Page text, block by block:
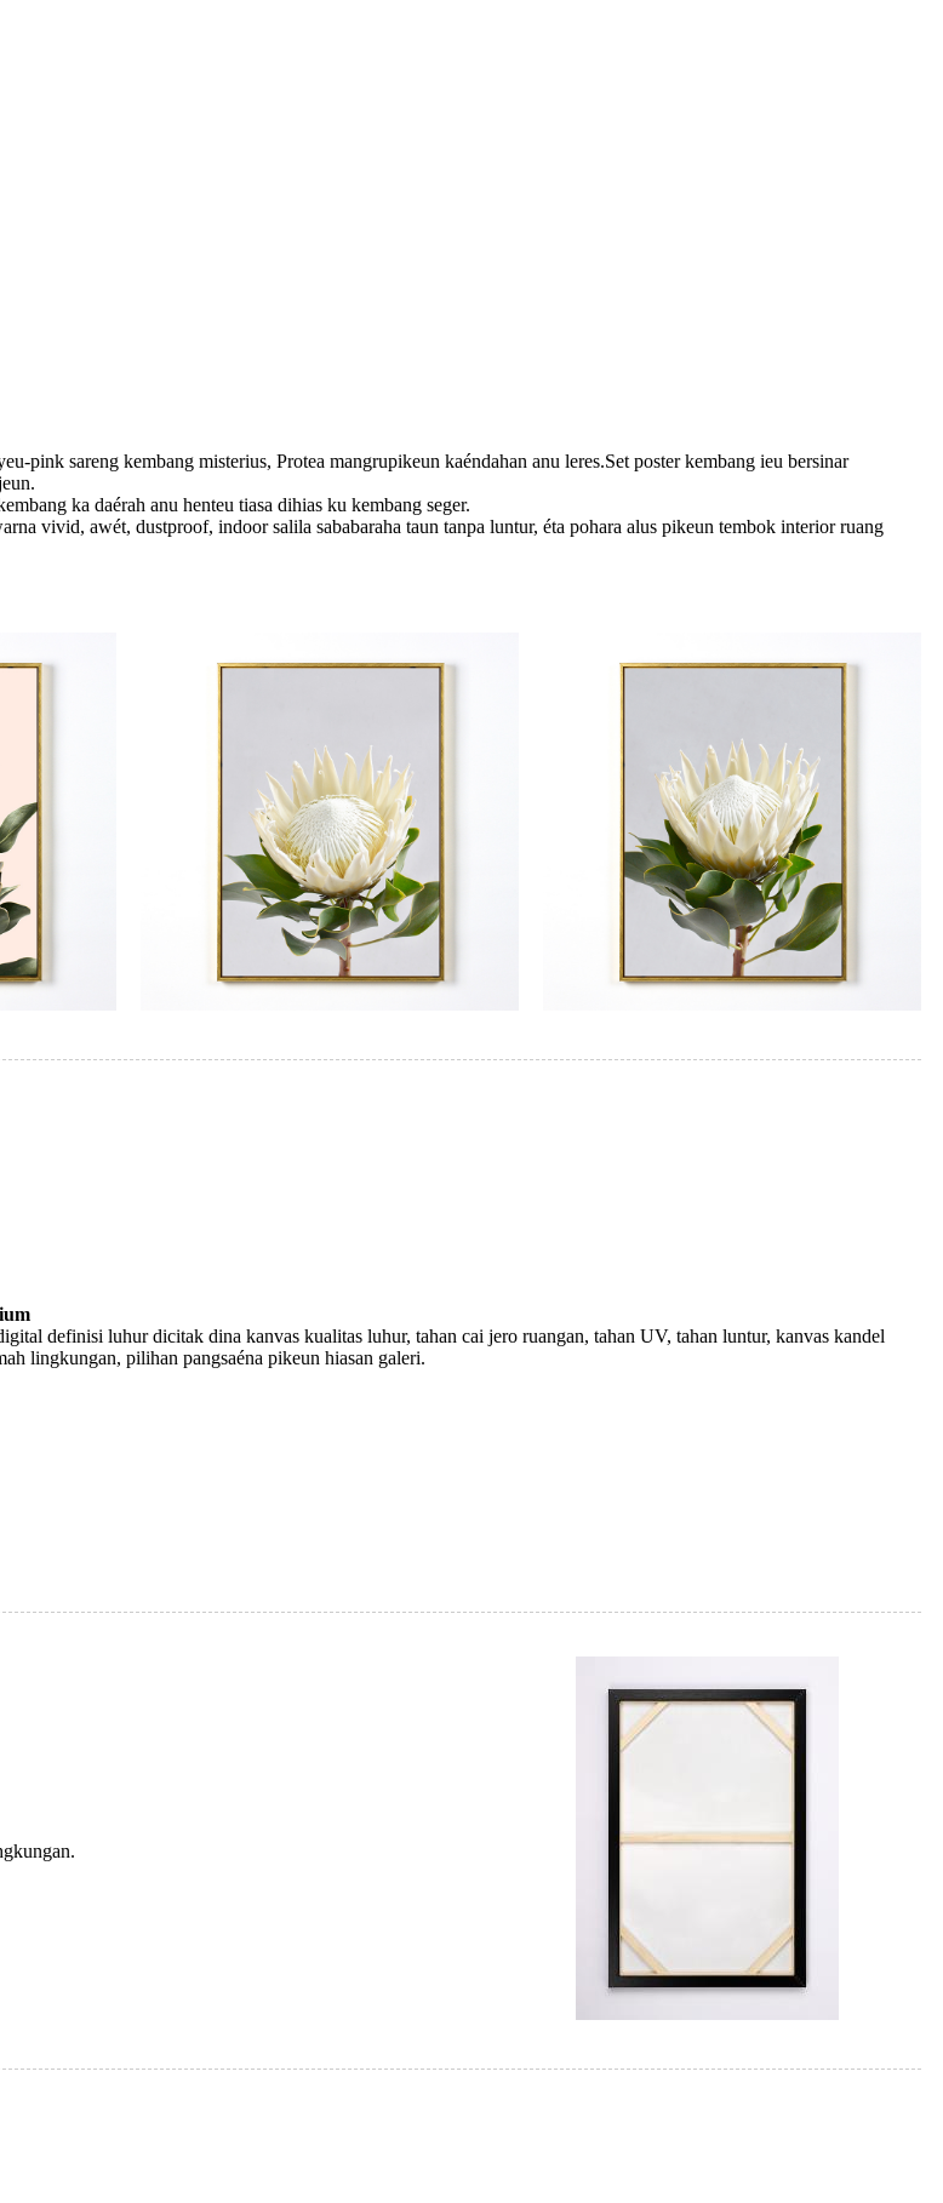
pink sareng kembang misterius, Protea mangrupikeun kaéndahan anu leres.Set poster kembang ieu bersinar
ka daérah anu henteu tiasa dihias ku kembang seger.
vivid, awét, dustproof, indoor salila sababaraha taun tanpa luntur, éta pohara alus pikeun tembok interior ruang
definisi luhur dicitak dina kanvas kualitas luhur, tahan cai jero ruangan, tahan UV, tahan luntur, kanvas kandel
lingkungan, pilihan pangsaéna pikeun hiasan galeri.